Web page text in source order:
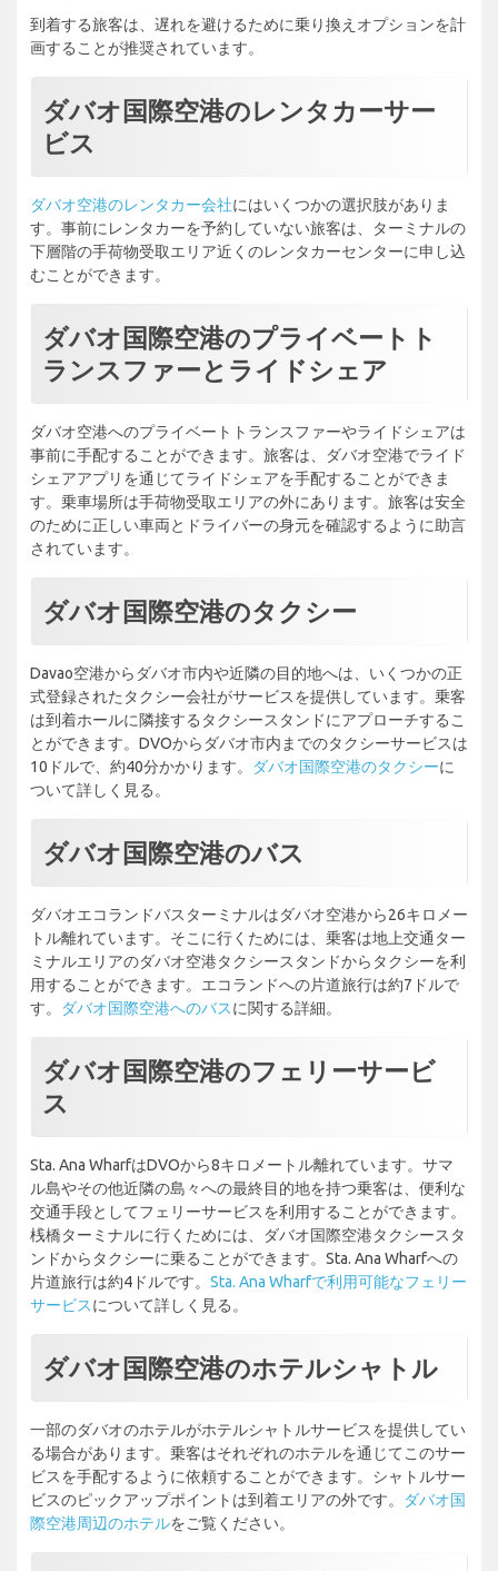
到着する旅客は、遅れを避けるために乗り換えオプションを計
画することが推奨されています。
ダバオ国際空港のレンタカーサー
ビス
ダバオ空港のレンタカー会社にはいくつかの選択肢がありま
す。事前にレンタカーを予約していない旅客は、ターミナルの
下層階の手荷物受取エリア近くのレンタカーセンターに申し込
むことができます。
ダバオ国際空港のプライベートト
ランスファーとライドシェア
ダバオ空港へのプライベートトランスファーやライドシェアは
事前に手配することができます。旅客は、ダバオ空港でライド
シェアアプリを通じてライドシェアを手配することができま
す。乗車場所は手荷物受取エリアの外にあります。旅客は安全
のために正しい車両とドライバーの身元を確認するように助言
されています。
ダバオ国際空港のタクシー
Davao空港からダバオ市内や近隣の目的地へは、いくつかの正
式登録されたタクシー会社がサービスを提供しています。乗客
は到着ホールに隣接するタクシースタンドにアプローチするこ
とができます。DVOからダバオ市内までのタクシーサービスは
10ドルで、約40分かかります。
ダバオ国際空港のタクシーに
ついて詳しく見る。
ダバオ国際空港のバス
ダバオエコランドバスターミナルはダバオ空港から26キロメー
トル離れています。そこに行くためには、乗客は地上交通ター
ミナルエリアのダバオ空港タクシースタンドからタクシーを利
用することができます。エコランドへの片道旅行は約7ドルで
す。
ダバオ国際空港へのバスに関する詳細。
ダバオ国際空港のフェリーサービ
ス
Sta. Ana WharfはDVOから8キロメートル離れています。サマ
ル島やその他近隣の島々への最終目的地を持つ乗客は、便利な
交通手段としてフェリーサービスを利用することができます。
桟橋ターミナルに行くためには、ダバオ国際空港タクシースタ
ンドからタクシーに乗ることができます。Sta. Ana Wharfへの
片道旅行は約4ドルです。 Sta. Ana Wharfで利用可能なフェリー
サービスについて詳しく見る。
ダバオ国際空港のホテルシャトル
一部のダバオのホテルがホテルシャトルサービスを提供してい
る場合があります。乗客はそれぞれのホテルを通じてこのサー
ビスを手配するように依頼することができます。シャトルサー
ビスのピックアップポイントは到着エリアの外です。
ダバオ国
際空港周辺のホテルをご覧ください。